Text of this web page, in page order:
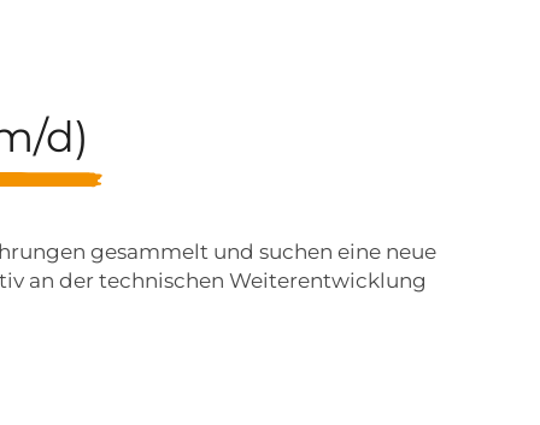
d)
gesammelt und suchen eine neue
an der technischen Weiterentwicklung